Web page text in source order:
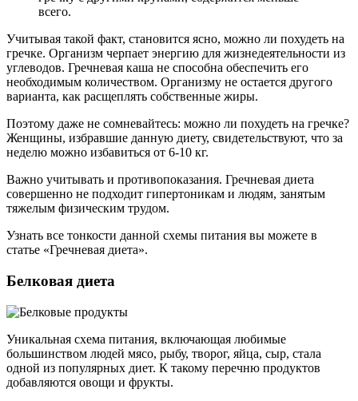
всего.
Учитывая такой факт, становится ясно, можно ли похудеть на
гречке. Организм черпает энергию для жизнедеятельности из
углеводов. Гречневая каша не способна обеспечить его
необходимым количеством. Организму не остается другого
варианта, как расщеплять собственные жиры.
Поэтому даже не сомневайтесь: можно ли похудеть на гречке?
Женщины, избравшие данную диету, свидетельствуют, что за
неделю можно избавиться от 6-10 кг.
Важно учитывать и противопоказания. Гречневая диета
совершенно не подходит гипертоникам и людям, занятым
тяжелым физическим трудом.
Узнать все тонкости данной схемы питания вы можете в
статье «Гречневая диета».
Белковая диета
Уникальная схема питания, включающая любимые
большинством людей мясо, рыбу, творог, яйца, сыр, стала
одной из популярных диет. К такому перечню продуктов
добавляются овощи и фрукты.